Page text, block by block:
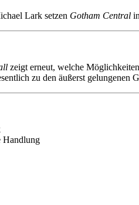
Lark setzen Gotham Central
zeigt erneut, welche
zu den äußerst
Handlung